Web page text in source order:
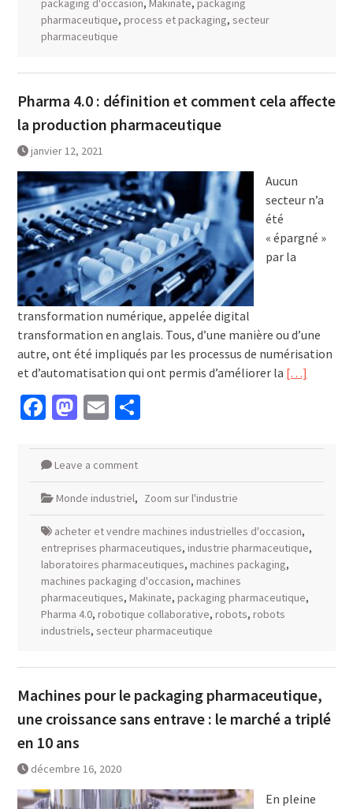
packaging d'occasion, Makinate, packaging
pharmaceutique, process et packaging, secteur
pharmaceutique
Pharma 4.0 : définition et comment cela affecte
la production pharmaceutique
janvier 12, 2021
Aucun
secteur n’a
été
« épargné »
par la
transformation numérique, appelée digital
transformation en anglais. Tous, d’une manière ou d’une
autre, ont été impliqués par les processus de numérisation
et d’automatisation qui ont permis d’améliorer la […]
Facebook
Mastodon
EmailPartager
Leave a comment
Monde industriel, Zoom sur l'industrie
acheter et vendre machines industrielles d'occasion,
entreprises pharmaceutiques, industrie pharmaceutique,
laboratoires pharmaceutiques, machines packaging,
machines packaging d'occasion, machines
pharmaceutiques, Makinate, packaging pharmaceutique,
Pharma 4.0, robotique collaborative, robots, robots
industriels, secteur pharmaceutique
Machines pour le packaging pharmaceutique,
une croissance sans entrave : le marché a triplé
en 10 ans
décembre 16, 2020
En pleine